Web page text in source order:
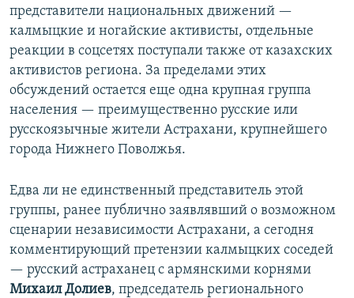
представители национальных движений —
калмыцкие и ногайские активисты, отдельные
реакции в соцсетях поступали также от казахских
активистов региона. За пределами этих
обсуждений остается еще одна крупная группа
населения — преимущественно русские или
русскоязычные жители Астрахани, крупнейшего
города Нижнего Поволжья.
Едва ли не единственный представитель этой
группы, ранее публично заявлявший о возможном
сценарии независимости Астрахани, а сегодня
комментирующий претензии калмыцких соседей
— русский астраханец с армянскими корнями
Михаил Долиев, председатель регионального